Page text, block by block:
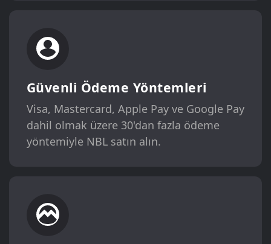
Güvenli Ödeme Yöntemleri
Visa, Mastercard, Apple Pay ve Google Pay
dahil olmak üzere 30'dan fazla ödeme
yöntemiyle NBL satın alın.